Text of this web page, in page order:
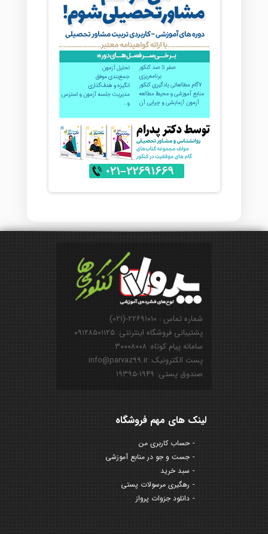
شماره تماس : ۲۲۶۹۱۰۱۰-(۰۲۱)
پشتیبانی فروشگاه اینترنتی: ۰۹۱۲۸۵۰۱۱۲۵
سامانه پیام کوتاه: ۳۰۰۰۸۰۰۸
پست الکترونیک: info@parvaz99.ir
صندوق پستی: ۱۹۴۹-۱۹۳۹۵
لینک های مهم فروشگاه
حساب کاربری من
جست و جو در منابع آموزشی
سبد خرید
رهگیری مرسولات پستی
دانلود جزوات پرواز